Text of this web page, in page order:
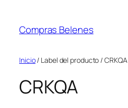
contenido
Compras Belenes
Inicio/ Label del producto / CRKQA
CRKQA